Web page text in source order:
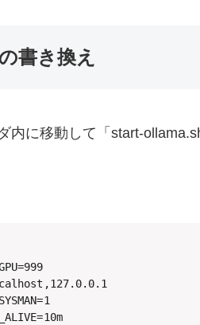
書き換え
内に移動して「start-